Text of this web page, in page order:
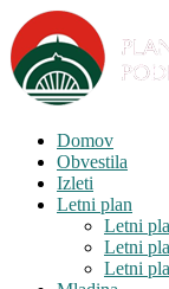
Domov
Obvestila
Izleti
Letni plan
Letni
Letni
Letni